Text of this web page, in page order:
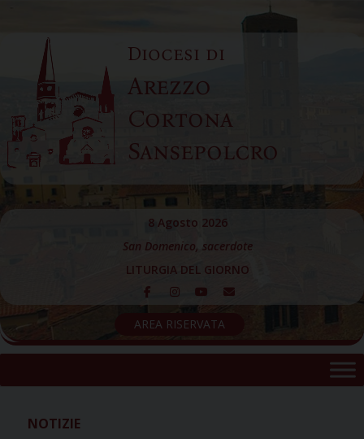
content
Diocesi di
Arezzo
Cortona
Sansepolcro
8 Agosto 2026
San Domenico, sacerdote
LITURGIA DEL GIORNO
AREA RISERVATA
NOTIZIE